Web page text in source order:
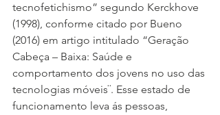
tecnofetichismo” segundo Kerckhove
(1998), conforme citado por Bueno
(2016) em artigo intitulado “Geração
Cabeça – Baixa: Saúde e
comportamento dos jovens no uso das
tecnologias móveis¨. Esse estado de
funcionamento leva ás pessoas,